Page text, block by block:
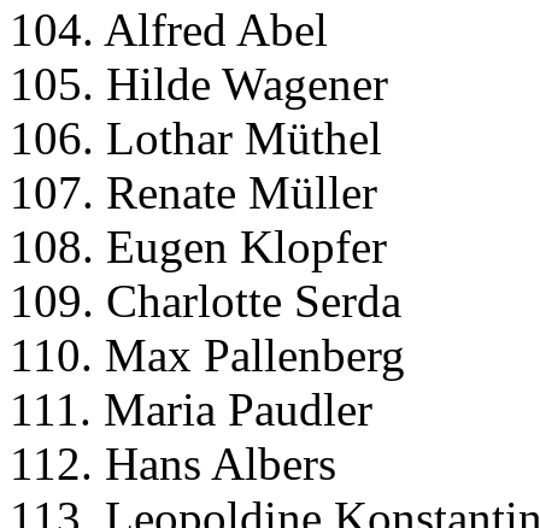
104. Alfred Abel
105. Hilde Wagener
106. Lothar Müthel
107. Renate Müller
108. Eugen Klopfer
109. Charlotte Serda
110. Max Pallenberg
111. Maria Paudler
112. Hans Albers